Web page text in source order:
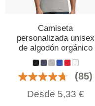
Camiseta
personalizada unisex
de algodón orgánico
(85)
Desde 5,33 €